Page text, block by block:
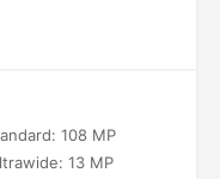
108 MP
13 MP